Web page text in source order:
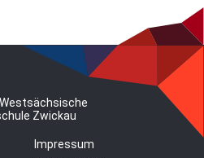
Impressum